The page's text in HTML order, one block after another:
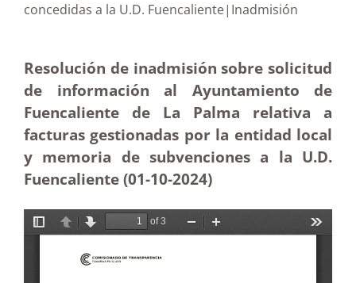
concedidas a la U.D. Fuencaliente|Inadmisión
Resolución de inadmisión sobre solicitud
de información al Ayuntamiento de
Fuencaliente de La Palma relativa a
facturas gestionadas por la entidad local
y memoria de subvenciones a la U.D.
Fuencaliente (01-10-2024)